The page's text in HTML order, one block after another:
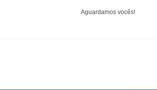
Aguardamos vocês!